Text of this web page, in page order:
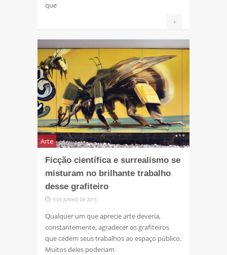
que
+
Arte
Ficção científica e surrealismo se
misturam no brilhante trabalho
desse grafiteiro
9 DE JUNHO DE 2015
Qualquer um que aprecie arte deveria,
constantemente, agradecer os grafiteiros
que cedem seus trabalhos ao espaço público.
Muitos deles poderiam